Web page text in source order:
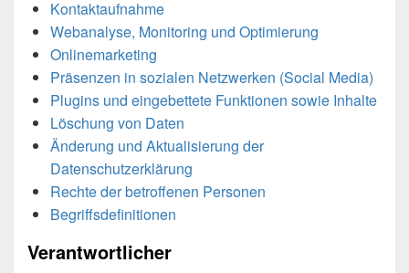
Kontaktaufnahme
Webanalyse, Monitoring und Optimierung
Onlinemarketing
Präsenzen in sozialen Netzwerken (Social Media)
Plugins und eingebettete Funktionen sowie Inhalte
Löschung von Daten
Änderung und Aktualisierung der
Datenschutzerklärung
Rechte der betroffenen Personen
Begriffsdefinitionen
Verantwortlicher